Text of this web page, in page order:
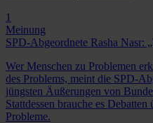
1
Meinung
SPD-Abgeordnete Rasha Nasr:
Wer Menschen zu Problemen
des Problems, meint die SPD-
jüngsten Äußerungen von
Stattdessen brauche es
Probleme.